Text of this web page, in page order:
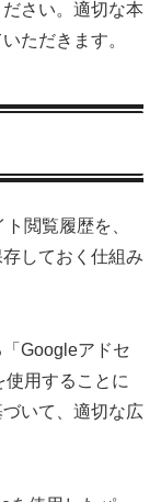
さい。適切な本
ただきます。
閲覧履歴を、
しておく仕組み
Googleアドセ
用することに
いて、適切な広